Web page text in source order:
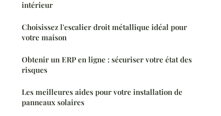
intérieur
Choisissez l'escalier droit métallique idéal pour
votre maison
Obtenir un ERP en ligne : sécuriser votre état des
risques
Les meilleures aides pour votre installation de
panneaux solaires